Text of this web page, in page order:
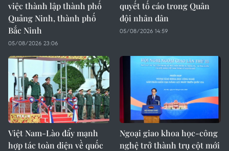
việc thành lập thành phố
Quảng Ninh, thành phố
Bắc Ninh
05/08/2026 23:06
quyết tố cáo trong Quân
đội nhân dân
05/08/2026 14:59
Việt Nam-Lào đẩy mạnh
hợp tác toàn diện về quốc
Ngoại giao khoa học-công
nghệ trở thành trụ cột mới